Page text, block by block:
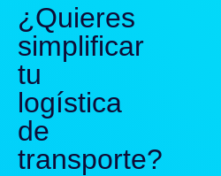
¿Quieres
simplificar
tu
logística
de
transporte?